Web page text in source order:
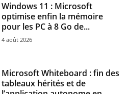
Windows 11 : Microsoft
optimise enfin la mémoire
pour les PC à 8 Go de...
4 août 2026
Microsoft Whiteboard : fin des
tableaux hérités et de